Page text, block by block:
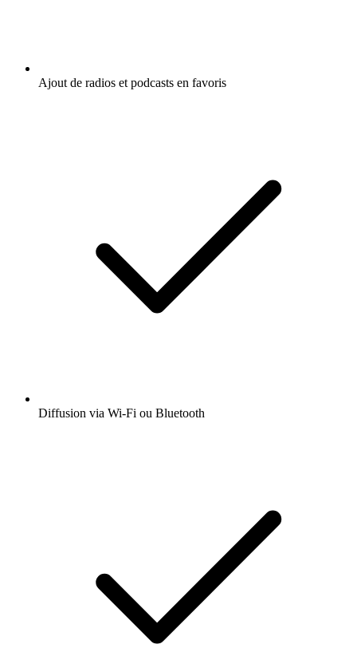
Ajout de radios et podcasts en favoris
Diffusion via Wi-Fi ou Bluetooth